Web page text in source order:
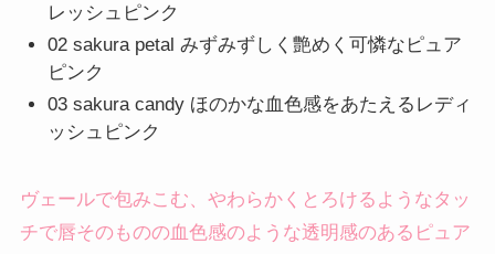
レッシュピンク
02 sakura petal みずみずしく艶めく可憐なピュア
ピンク
03 sakura candy ほのかな血色感をあたえるレディ
ッシュピンク
ヴェールで包みこむ、やわらかくとろけるようなタッ
チで唇そのものの血色感のような透明感のあるピュア